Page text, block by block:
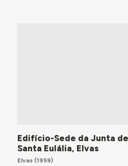
Edifício-Sede da Junta
Santa Eulália, Elvas
Elvas(1959)